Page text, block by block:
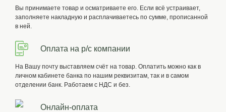
Вы принимаете товар и осматриваете его. Если всё устраивает,
заполняете накладную и расплачиваетесь по сумме, прописанной
в ней.
Оплата на р/с компании
На Вашу почту выставляем счёт на товар. Оплатить можно как в
личном кабинете банка по нашим реквизитам, так и в самом
отделении банк. Работаем с НДС и без.
Онлайн-оплата